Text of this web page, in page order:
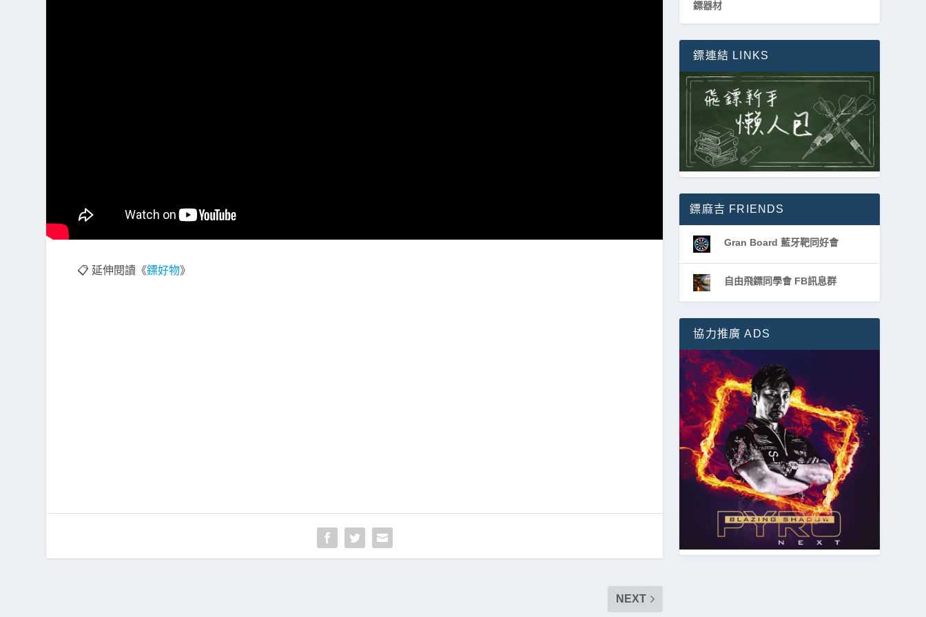
📋 延伸閱讀《鏢好物》
NEXT
‌鏢器材
鏢連結 LINKS
鏢麻吉 FRIENDS
Gran Board 藍牙靶同好會
自由飛鏢同學會 FB訊息群
協力推廣 ADS